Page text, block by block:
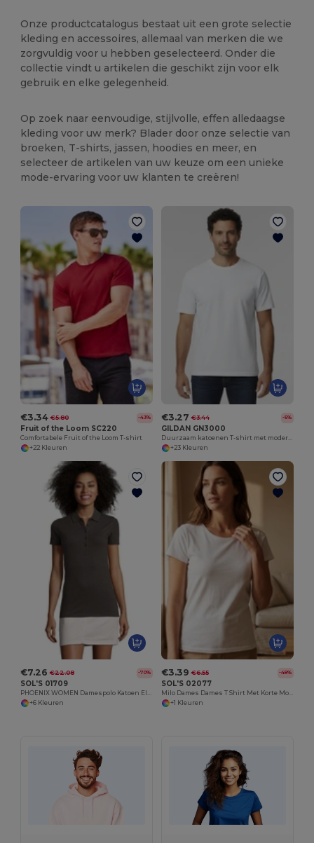
Onze productcatalogus bestaat uit een grote selectie
kleding en accessoires, allemaal van merken die we
zorgvuldig voor u hebben geselecteerd. Onder die
collectie vindt u artikelen die geschikt zijn voor elk
gebruik en elke gelegenheid.
Op zoek naar eenvoudige, stijlvolle, effen alledaagse
kleding voor uw merk? Blader door onze selectie van
broeken, T-shirts, jassen, hoodies en meer, en
selecteer de artikelen van uw keuze om een unieke
mode-ervaring voor uw klanten te creëren!
€3.34 €5.80 -43%
Fruit of the Loom SC220
Comfortabele Fruit of the Loom T-shirt
+22 Kleuren
€3.27 €3.44 -5%
GILDAN GN3000
+23 Kleuren
€7.26 €22.08 -70%
SOL'S 01709
+6 Kleuren
€3.39 €6.55 -48%
SOL'S 02077
+1 Kleuren